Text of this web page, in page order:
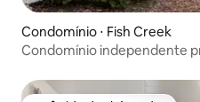
Condomínio ⋅ Fish Creek
Condomínio independente